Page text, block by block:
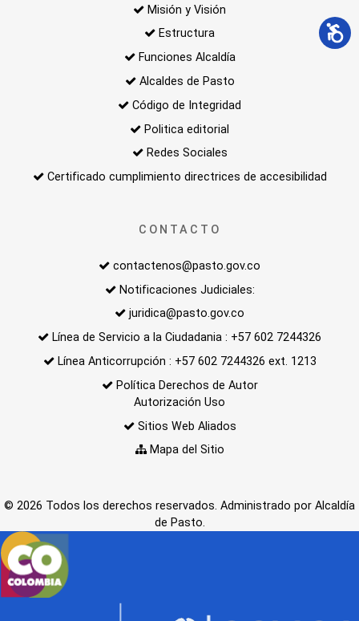
Misión y Visión
Estructura
Funciones Alcaldía
Alcaldes de Pasto
Código de Integridad
Politica editorial
Redes Sociales
Certificado cumplimiento directrices de accesibilidad
CONTACTO
contactenos@pasto.gov.co
Notificaciones Judiciales:
juridica@pasto.gov.co
Línea de Servicio a la Ciudadania : +57 602 7244326
Línea Anticorrupción : +57 602 7244326 ext. 1213
Política Derechos de Autor
Autorización Uso
Sitios Web Aliados
Mapa del Sitio
© 2026 Todos los derechos reservados. Administrado por Alcaldía
de Pasto.